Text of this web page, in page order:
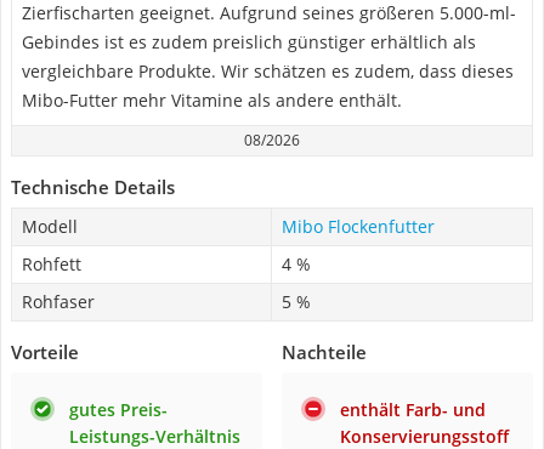
Zierfischarten geeignet. Aufgrund seines größeren 5.000-ml-
Gebindes ist es zudem preislich günstiger erhältlich als
vergleichbare Produkte. Wir schätzen es zudem, dass dieses
Mibo-Futter mehr Vitamine als andere enthält.
08/2026
Technische Details
Modell
Mibo Flockenfutter
Rohfett
4 %
Rohfaser
5 %
Vorteile
gutes Preis-
Leistungs-Verhältnis
Nachteile
enthält Farb- und
Konservierungsstoff